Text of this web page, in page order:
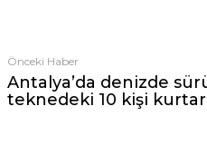
Önceki Haber
Antalya’da denizde
teknedeki 10 kişi